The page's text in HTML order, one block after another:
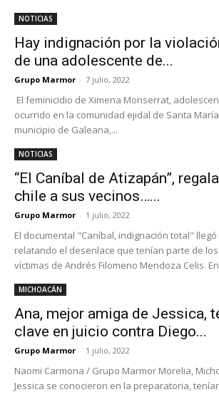
NOTICIAS
Hay indignación por la
de una adolescente de...
Grupo Marmor - 7 julio, 2022
El feminicidio de Ximena Monserrat,
ocurrido en la comunidad ejidal de Santa
municipio de Galeana,...
NOTICIAS
“El Caníbal de Atizapán”,
chile a sus vecinos…...
Grupo Marmor - 1 julio, 2022
El documental "Caníbal, indignación total"
relatando el desenlace que tenían parte de
víctimas de Andrés Filomeno Mendoza Celis.
MICHOACÁN
Ana, mejor amiga de Jessica,
clave en juicio contra Diego...
Grupo Marmor - 1 julio, 2022
Naomi Carmona / Grupo Marmor Morelia,
Jessica se conocieron en la preparatoria,